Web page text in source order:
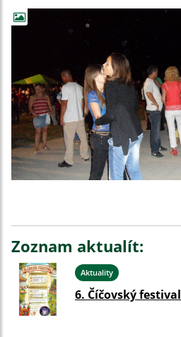
Zoznam aktualít:
Aktuality
6. Číčovský festival